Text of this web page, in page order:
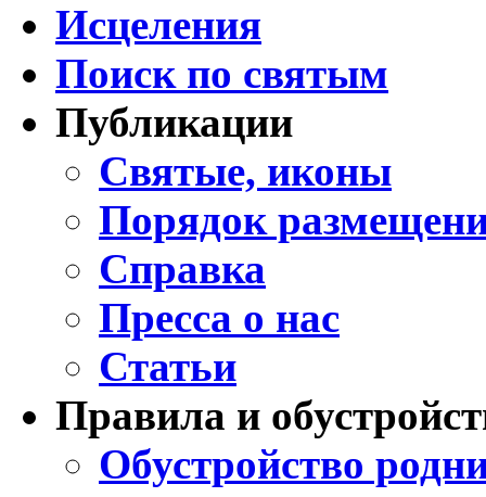
Исцеления
Поиск по святым
Публикации
Святые, иконы
Порядок
Справка
Пресса о нас
Статьи
Правила и
Обустройство